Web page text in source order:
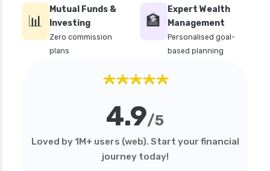
📊
Mutual Funds &
Investing
Zero commission
plans
🏦
Expert Wealth
Management
Personalised goal-
based planning
★★★★★
4.9/5
Loved by 1M+ users (web). Start your financial
journey today!